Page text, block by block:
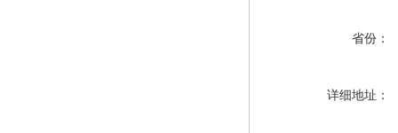
省份：
详细地址：